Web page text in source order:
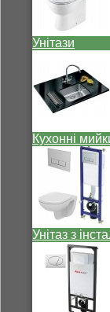
Унітази
Кухонні
Унітаз з